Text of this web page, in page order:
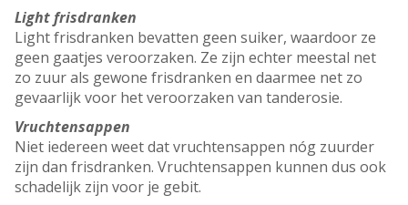
Light frisdranken
Light frisdranken bevatten geen suiker, waardoor ze
geen gaatjes veroorzaken. Ze zijn echter meestal net
zo zuur als gewone frisdranken en daarmee net zo
gevaarlijk voor het veroorzaken van tanderosie.
Vruchtensappen
Niet iedereen weet dat vruchtensappen nóg zuurder
zijn dan frisdranken. Vruchtensappen kunnen dus ook
schadelijk zijn voor je gebit.